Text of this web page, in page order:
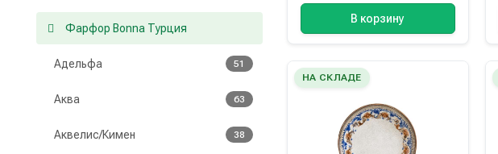
Фарфор Bonna Турция
Адельфа 51
Аква 63
Аквелис/Кимен 38
В корзину
НА СКЛАДЕ